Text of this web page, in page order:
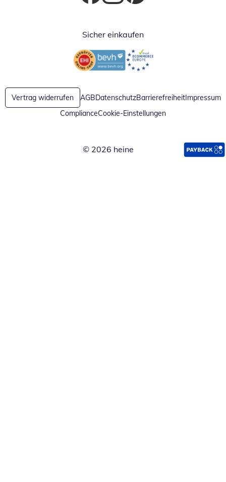
Öffnet in neuem Fenster
Öffnet in neuem Fenster
Öffnet in neuem Fenster
Sicher einkaufen
Öffnet in neuem FensterÖffnet in neuem Fenster
Vertrag widerrufen AGBDatenschutzBarrierefreiheitImpressum
ComplianceCookie-Einstellungen
© 2026 heine